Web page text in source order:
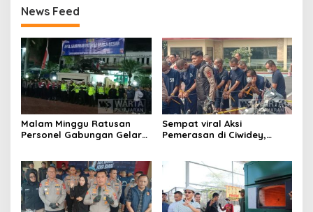
News Feed
Malam Minggu Ratusan
Personel Gabungan Gelar
Sempat viral Aksi
Pemerasan di Ciwidey,